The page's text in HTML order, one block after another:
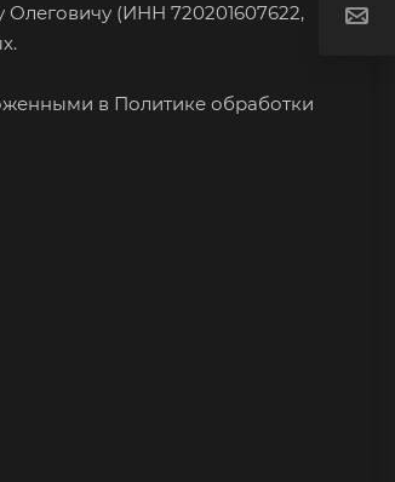
Олеговичу (ИНН 720201607622,
в Политике обработки